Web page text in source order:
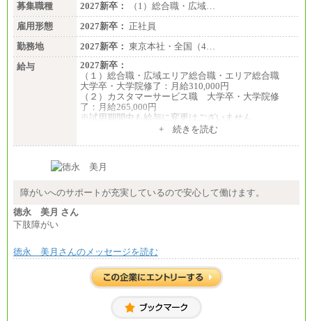
募集職種
2027新卒：
（1）総合職・広域…
雇用形態
2027新卒： 正社員
勤務地
2027新卒： 東京本社・全国（4…
給与
2027新卒：
（１）総合職・広域エリア総合職・エリア総合職
大学卒・大学院修了：月給310,000円
（２）カスタマーサービス職 大学卒・大学院修
了：月給265,000円
※試用期間中も給与に変更はございません
+ 続きを読む
障がいへのサポートが充実しているので安心して働けます。
徳永 美月 さん
下肢障がい
徳永 美月さんのメッセージを読む